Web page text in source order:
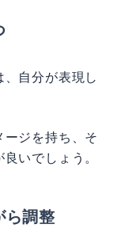
自分が表現し
ジを持ち、そ
いでしょう。
ら調整